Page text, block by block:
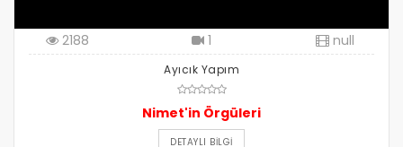
2188 1 null
Ayıcık Yapım
Nimet'in Örgüleri
DETAYLI BILGI